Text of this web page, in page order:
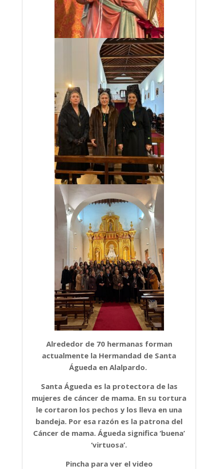
Alrededor de 70 hermanas forman
actualmente la Hermandad de Santa
Águeda en Alalpardo.
Santa Águeda es la protectora de las
mujeres de cáncer de mama. En su tortura
le cortaron los pechos y los lleva en una
bandeja. Por esa razón es la patrona del
Cáncer de mama. Águeda significa ‘buena’
‘virtuosa’.
Pincha para ver el video